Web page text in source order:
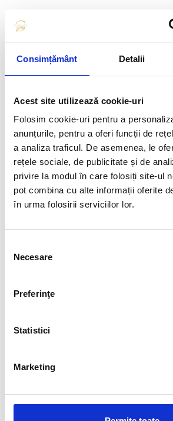
Consimțământ Detalii
Acest site utilizează cookie-uri
Folosim cookie-uri pentru a
anunțurile, pentru a oferi funcții de
a analiza traficul. De asemenea, le
rețele sociale, de publicitate și de
privire la modul în care folosiți site-ul
pot combina cu alte informații oferite
în urma folosirii serviciilor lor.
consimțământului
Necesare
Preferinţe
Statistici
Marketing
Fiecare oraş gazdă, potrivit regulilor CIO, poate
multor sporturi pentru ediţia pe care o
Los Angeles a candidat inițial pentru Jocurile
Dar după ce în cursă au rămas doar două orașe,
Comitetul Internațional Olimpic (CIO) a
candidați rămași, Los Angeles fiind preferat ca
Los Angeles a primit oficial Jocurile în cadrul celei
de la Lima, Peru, pe 13 septembrie 2017. Va fi a
Olimpice de vară și cea de-a noua în general,
Statele Unite. Los Angeles va deveni al treilea
după Londra și Paris și primul oraș din America
această onoare.
CRISTINA NEAGU, AȘTEPTATĂ
ISTORIE
FUELLED BY